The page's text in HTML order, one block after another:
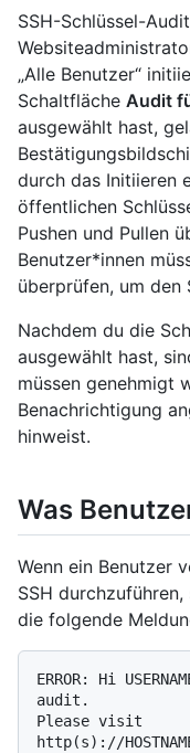
SSH-Schlüssel-
„Alle Benutzer“
Schaltfläche Audit
ausgewählt hast,
durch das Initiieren
öffentlichen
Pushen und Pullen
Benutzer*innen
überprüfen, um den
Nachdem du die
ausgewählt hast,
müssen genehmigt
Benachrichtigung
hinweist.
Was
Wenn ein Benutzer
SSH
die folgende
ERROR: Hi
audit.
Please visit
http(s)://